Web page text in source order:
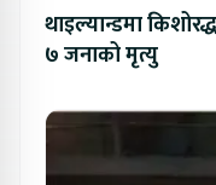
थाइल्यान्डमा
७ जनाको मृत्यु